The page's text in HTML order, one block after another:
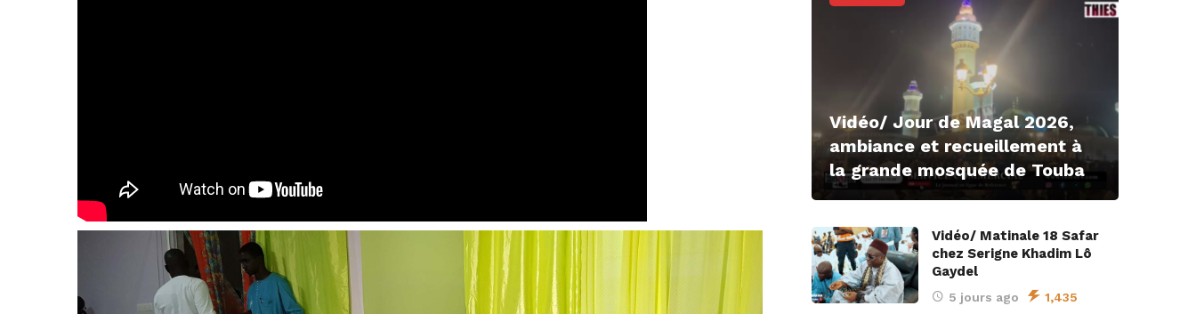
Vidéo/ Jour de Magal 2026,
ambiance et recueillement à
la grande mosquée de Touba
Vidéo/ Matinale 18 Safar
chez Serigne Khadim Lô
Gaydel
5 jours ago 1,435